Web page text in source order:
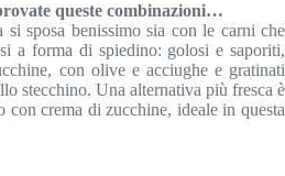
queste combinazioni…
si sposa benissimo sia con le carni che
a forma di spiedino: golosi e saporiti,
con olive e acciughe e gratinati
stecchino. Una alternativa più fresca è
crema di zucchine, ideale in questa